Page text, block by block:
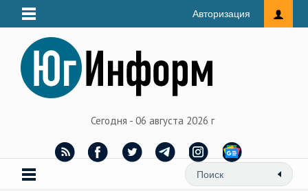
Авторизация
Сегодня - 06 августа 2026 г